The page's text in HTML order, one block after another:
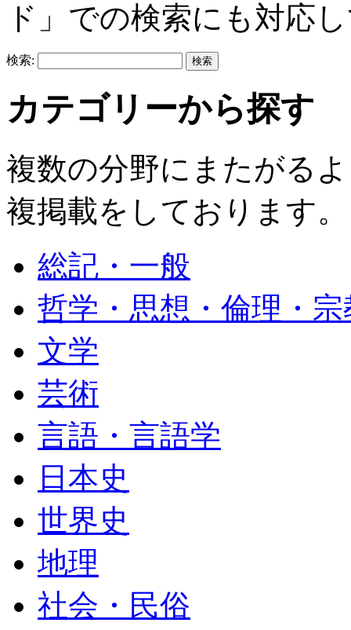
ド」での検索にも対応
検索:
カテゴリーから探す
複数の分野にまたがる
複掲載をしております。
総記・一般
哲学・思想・倫理・宗
文学
芸術
言語・言語学
日本史
世界史
地理
社会・民俗